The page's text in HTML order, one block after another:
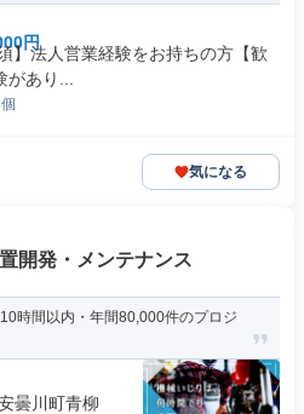
円
】法人営業経験をお持ちの方【歓
あり...
気になる
開発・メンテナンス
時間以内・年間80,000件のプロジ
曇川町青柳